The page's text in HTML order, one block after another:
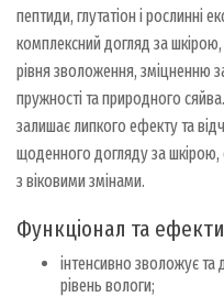
пептиди, глутатіон і рослинні
комплексний догляд за
рівня зволоження, зміцненню
пружності та природного
залишає липкого ефекту та
щоденного догляду за шкірою,
з віковими змінами.
Функціонал та
інтенсивно зволожує
рівень вологи;